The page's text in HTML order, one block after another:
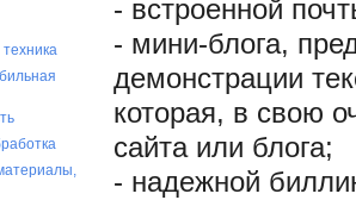
- встроенной
- мини-блога,
демонстрации
которая, в свою
сайта или блога;
- надежной